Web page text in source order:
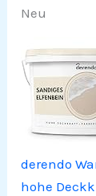
Neu
derendo
hohe